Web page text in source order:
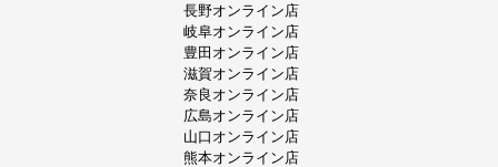
長野オンライン店
岐阜オンライン店
豊田オンライン店
滋賀オンライン店
奈良オンライン店
広島オンライン店
山口オンライン店
熊本オンライン店